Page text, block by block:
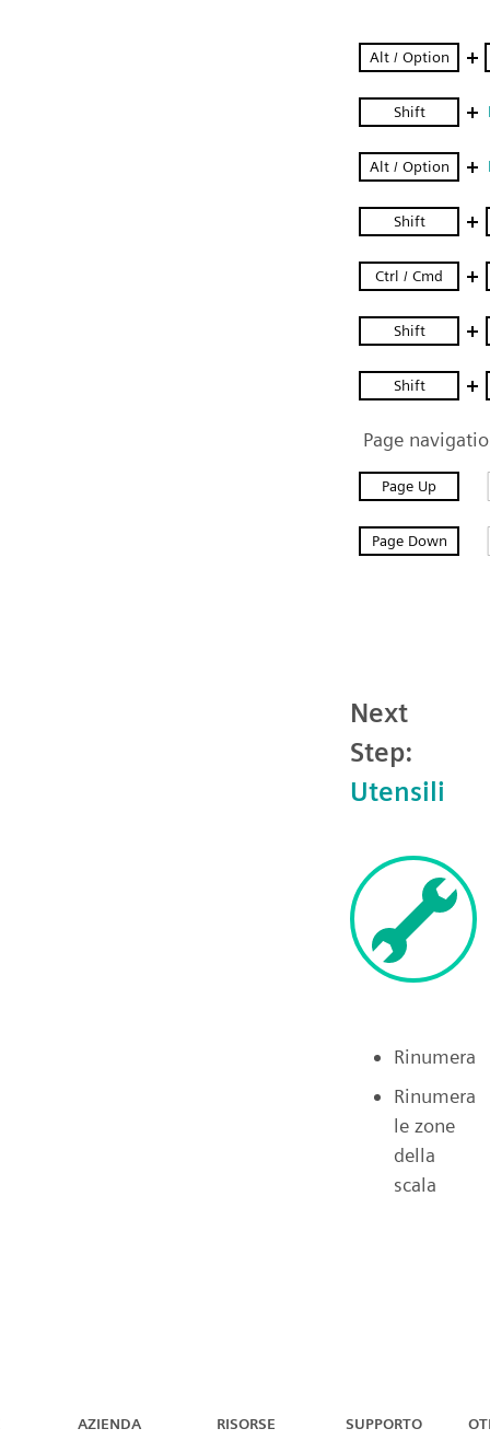
Next
Step:
Utensili
Rinumera
Rinumera
le zone
della
scala
Capital™ X Panel Designer
AZIENDA RISORSE SUPPORTO